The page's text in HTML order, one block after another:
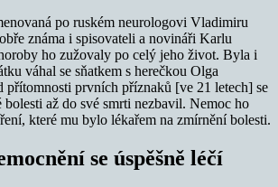
po ruském neurologovi Vladimiru
známa i spisovateli a novináři Karlu
ho zužovaly po celý jeho život. Byla i
váhal se sňatkem s herečkou Olga
přítomnosti prvních příznaků [ve 21 letech] se
až do své smrti nezbavil. Nemoc ho
které mu bylo lékařem na zmírnění bolesti.
se úspěšně léčí